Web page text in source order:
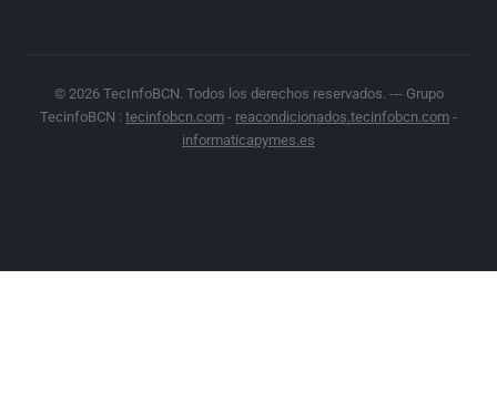
© 2026 TecInfoBCN. Todos los derechos reservados. --- Grupo
TecinfoBCN : tecinfobcn.com - reacondicionados.tecinfobcn.com -
informaticapymes.es